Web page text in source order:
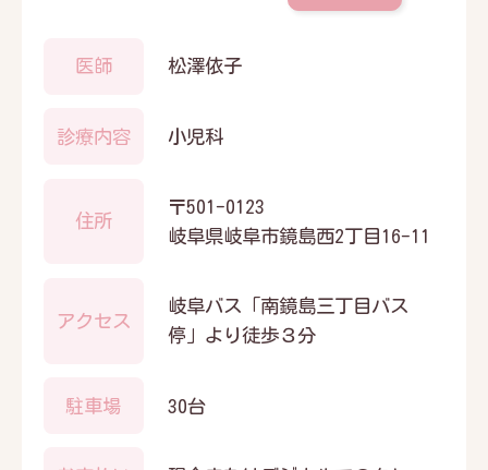
医師 松澤依子
診療内容 小児科
住所
〒501-0123
岐阜県岐阜市鏡島西2丁目16-11
アクセス
岐阜バス「南鏡島三丁目バス
停」より徒歩３分
駐車場 30台